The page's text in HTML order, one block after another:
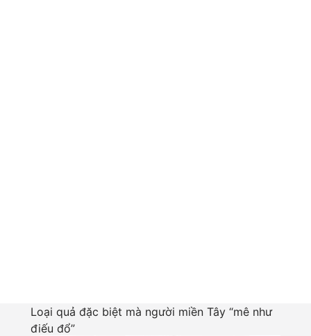
Loại quả đặc biệt mà người miền Tây “mê như
điếu đổ”